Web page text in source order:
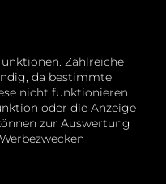
Zahlreiche
da bestimmte
nicht funktionieren
oder die Anzeige
zur Auswertung